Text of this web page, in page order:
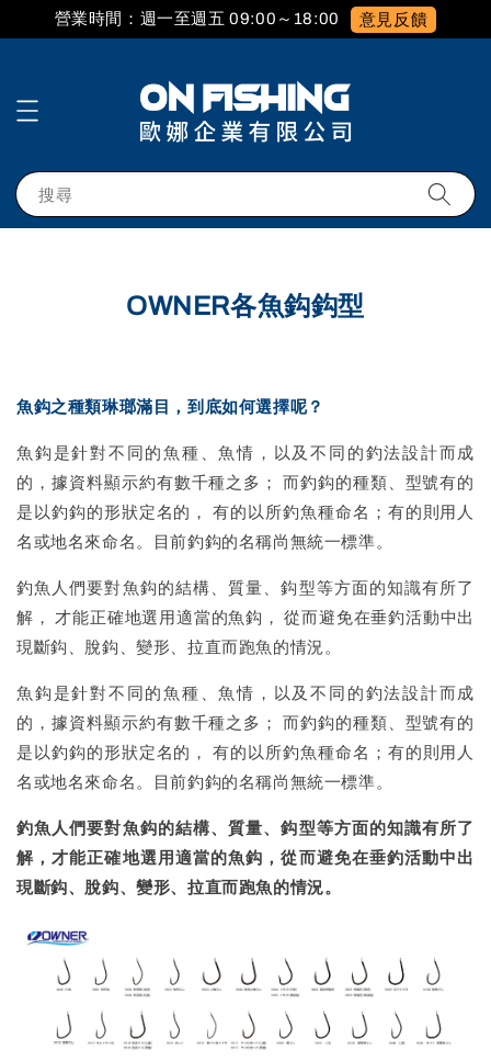
營業時間：週一至週五 09:00～18:00 意見反饋
搜尋
OWNER各魚鈎鈎型
魚鈎之種類琳瑯滿目，到底如何選擇呢？
魚鈎是針對不同的魚種、魚情，以及不同的釣法設計而成
的，據資料顯示約有數千種之多； 而釣鈎的種類、型號有的
是以釣鈎的形狀定名的， 有的以所釣魚種命名；有的則用人
名或地名來命名。目前釣鈎的名稱尚無統一標準。
釣魚人們要對魚鈎的結構、質量、鈎型等方面的知識有所了
解， 才能正確地選用適當的魚鈎， 從而避免在垂釣活動中出
現斷鈎、脫鈎、變形、拉直而跑魚的情況。
魚鈎是針對不同的魚種、魚情，以及不同的釣法設計而成
的，據資料顯示約有數千種之多； 而釣鈎的種類、型號有的
是以釣鈎的形狀定名的， 有的以所釣魚種命名；有的則用人
名或地名來命名。目前釣鈎的名稱尚無統一標準。
釣魚人們要對魚鈎的結構、質量、鈎型等方面的知識有所了
解，才能正確地選用適當的魚鈎，從而避免在垂釣活動中出
現斷鈎、脫鈎、變形、拉直而跑魚的情況。